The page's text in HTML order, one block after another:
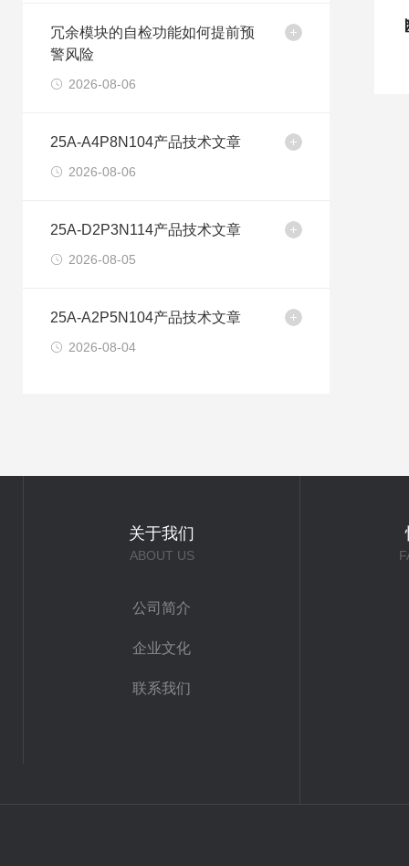
冗余模块的自检功能如何提前预
警风险
2026-08-06
25A-A4P8N104产品技术文章
2026-08-06
25A-D2P3N114产品技术文章
2026-08-05
25A-A2P5N104产品技术文章
2026-08-04
关于我们
ABOUT US
公司简介
企业文化
联系我们